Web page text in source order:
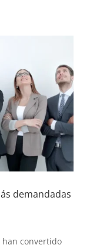
demandadas
han convertido